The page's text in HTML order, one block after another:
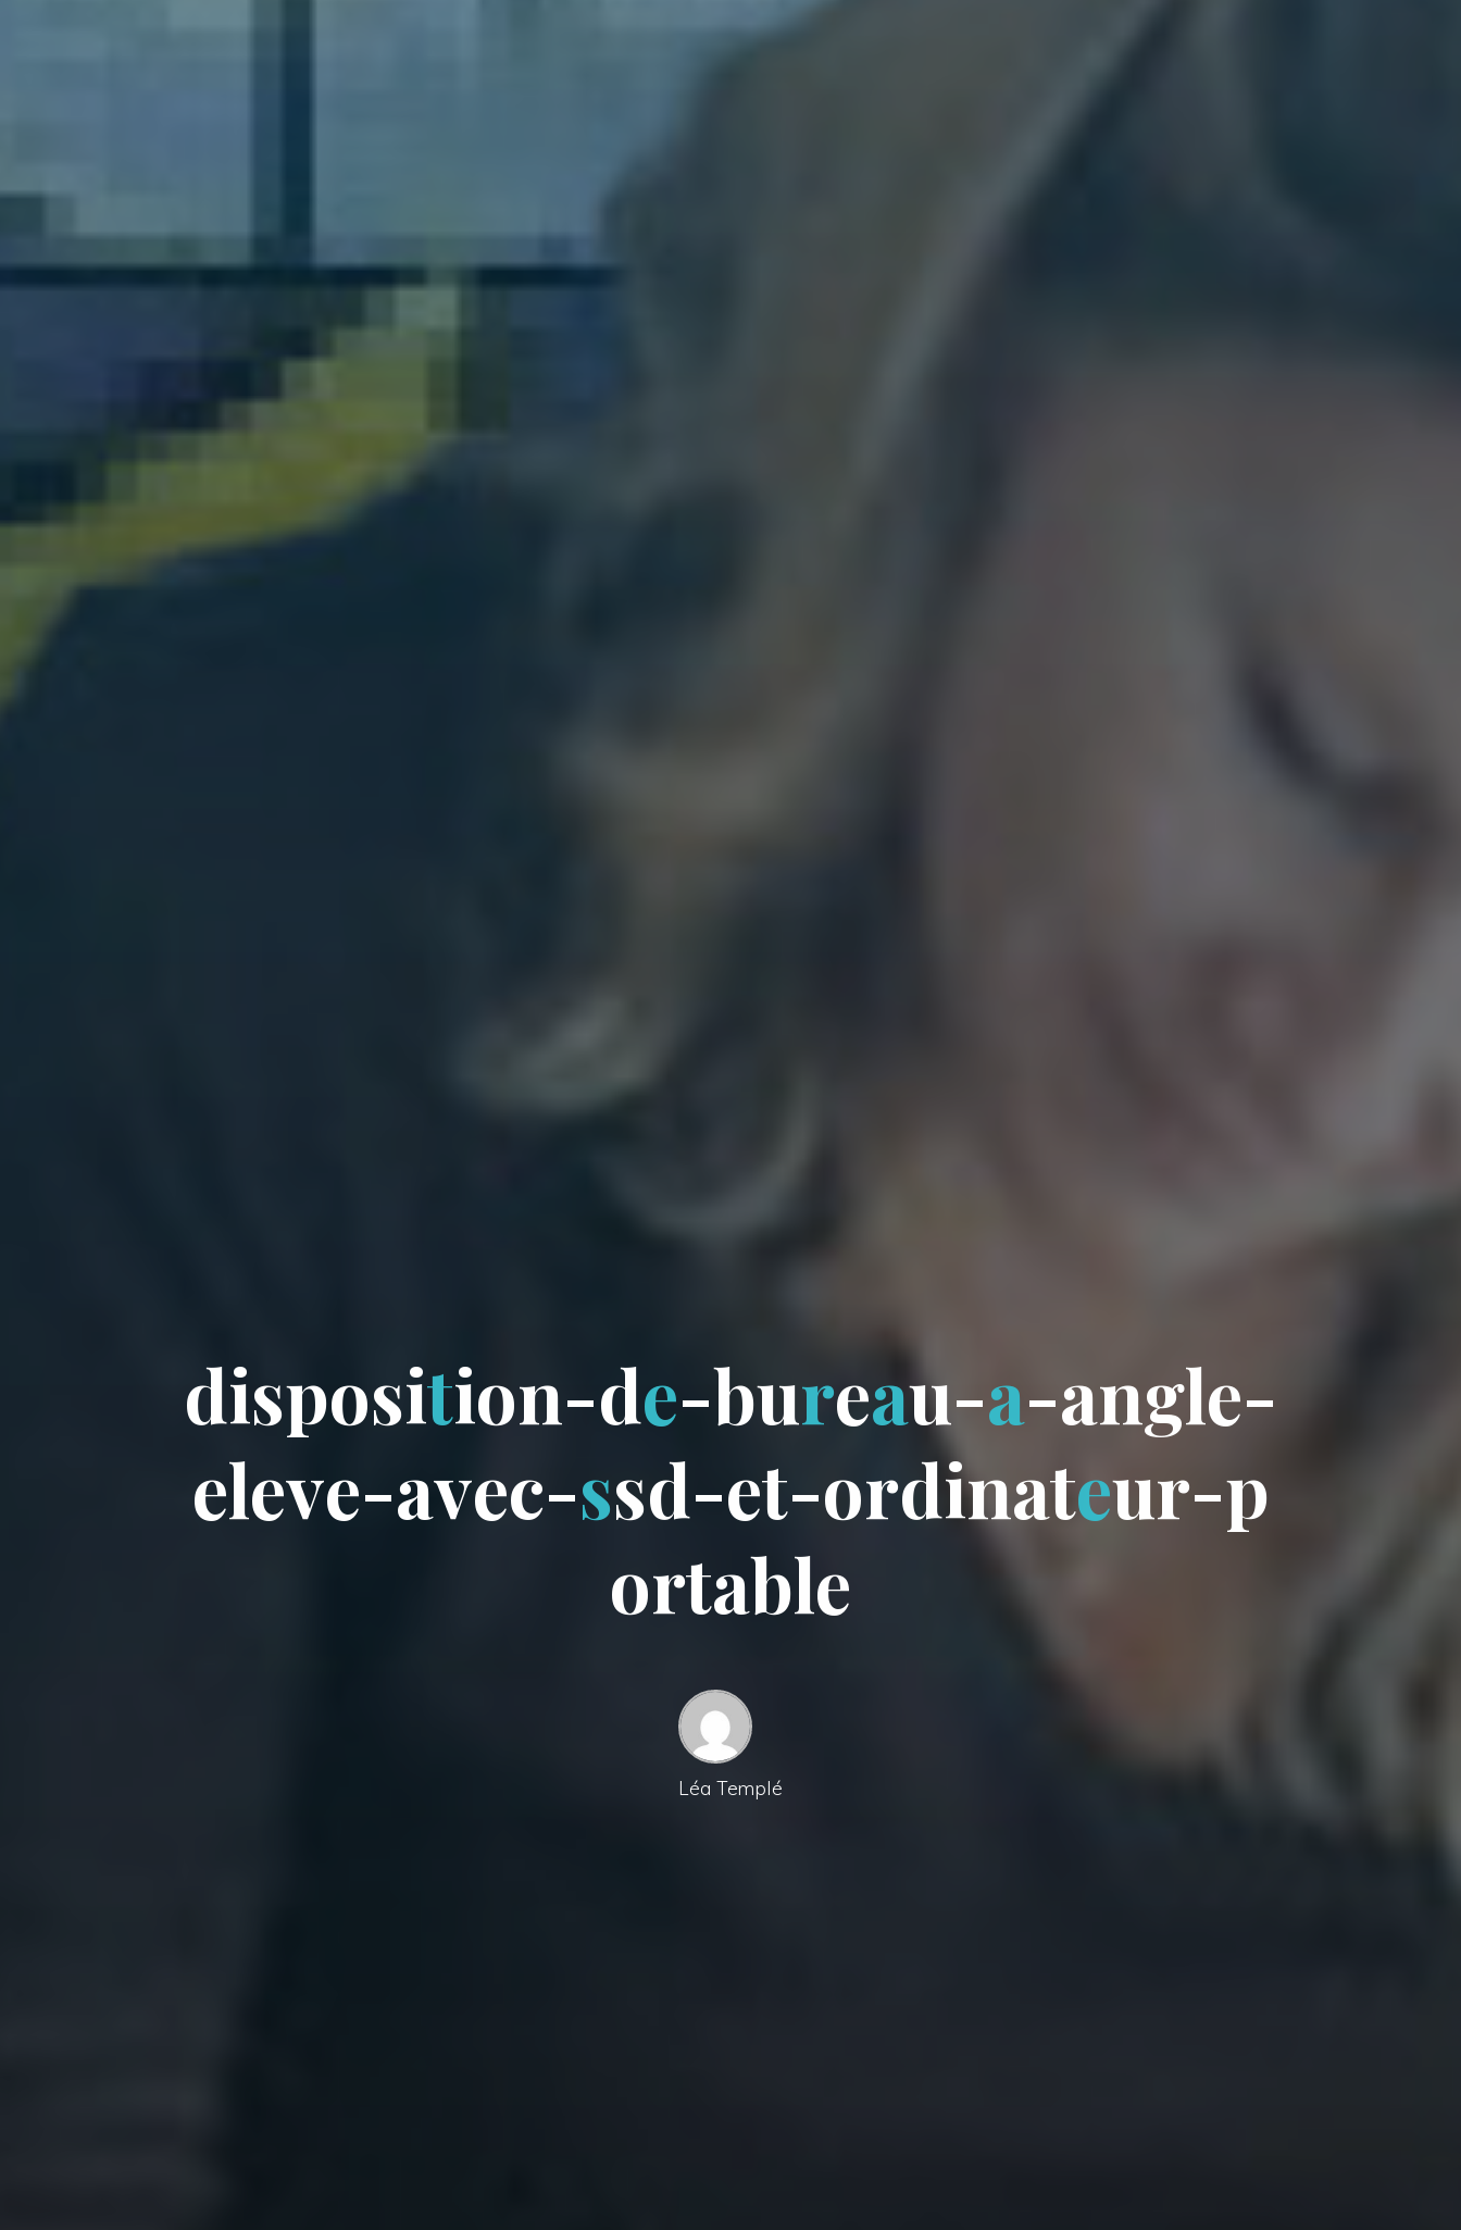
disposition-de-bureau-a-angle-
eleve-avec-ssd-et-ordinateur-p
ortable
Léa Templé